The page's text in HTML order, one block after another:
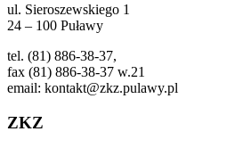
ul. Sieroszewskiego 1
24 – 100 Puławy
tel. (81) 886-38-37,
fax (81) 886-38-37 w.21
email: kontakt@zkz.pulawy.pl
ZKZ